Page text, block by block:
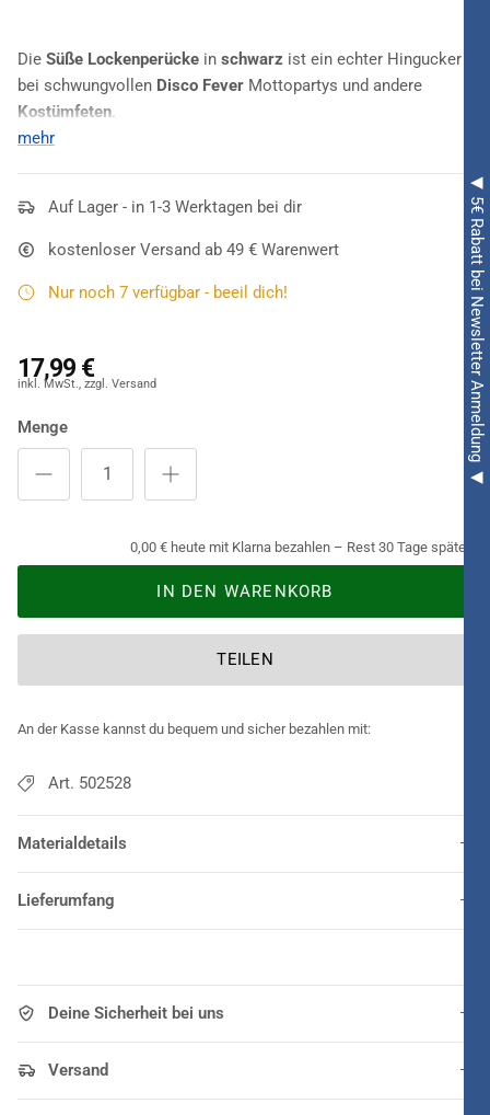
◀ 5€ Rabatt bei Newsletter Anmeldung ◀
Die Süße Lockenperücke in schwarz ist ein echter Hingucker
bei schwungvollen Disco Fever Mottopartys und andere
Kostümfeten.
Lockenperücke schwarzist nämlich vom ersten bis zum
Schultern reicht die Perücke einer Dame, die dieses
Accessoire zum Beispiel zu einem schicken Kleid trägt. Gerne
mehr
Auf Lager - in 1-3 Werktagen bei dir
kostenloser Versand ab 49 € Warenwert
Nur noch 7 verfügbar - beeil dich!
17,99 €
Menge
0,00 € heute mit Klarna bezahlen – Rest 30 Tage später.
IN DEN WARENKORB
TEILEN
An der Kasse kannst du bequem und sicher bezahlen mit:
Art. 502528
Materialdetails
Lieferumfang
Deine Sicherheit bei uns
Versand